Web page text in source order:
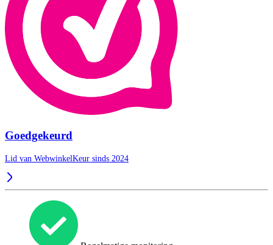
Goedgekeurd
Lid van WebwinkelKeur sinds 2024